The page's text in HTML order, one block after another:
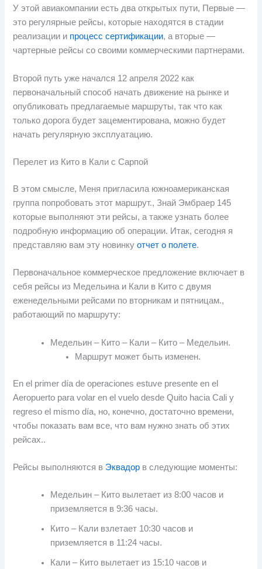
У этой авиакомпании есть два открытых пути, Первые —
это регулярные рейсы, которые находятся в стадии
реализации и процесс сертификации, а вторые —
чартерные рейсы со своими коммерческими партнерами.
Второй путь уже начался 12 апреля 2022 как
первоначальный способ начать движение на рынке и
опубликовать предлагаемые маршруты, так что как
только дорога будет зацементирована, можно будет
начать регулярную эксплуатацию.
Перелет из Кито в Кали с Сарпой
В этом смысле, Меня пригласила южноамериканская
группа попробовать этот маршрут., Знай Эмбраер 145
которые выполняют эти рейсы, а также узнать более
подробную информацию об операции. Итак, сегодня я
представляю вам эту новинкуотчет о полете.
Первоначальное коммерческое предложение включает в
себя рейсы из Медельина и Кали в Кито с двумя
еженедельными рейсами по вторникам и пятницам.,
работающий по маршруту:
Медельин – Кито – Кали – Кито – Медельин.
Маршрут может быть изменен.
En el primer día de operaciones estuve presente en el
Aeropuerto para volar en el vuelo desde Quito hacia Cali y
regreso el mismo día, но, конечно, достаточно времени,
чтобы показать вам все, что вам нужно знать об этих
рейсах..
Рейсы выполняются в Эквадор в следующие моменты:
Медельин – Кито вылетает из 8:00 часов и
приземляется в 9:36 часы.
Кито – Кали взлетает 10:30 часов и
приземляется в 11:24 часы.
Кали – Кито вылетает из 15:10 часов и